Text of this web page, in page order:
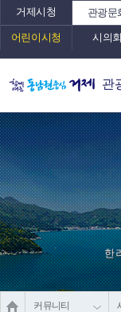
거제시청 관광문
어린이시청 시의회
관
한
커뮤니티